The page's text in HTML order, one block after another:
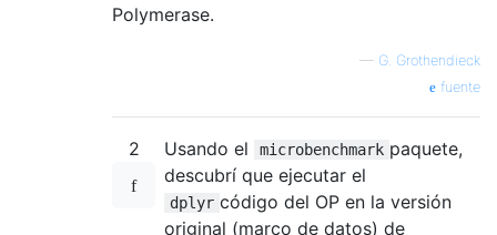
Polymerase.
— G. Grothendieck
fuente
2 Usando el microbenchmark paquete,
descubrí que ejecutar el
dplyr código del OP en la versión
original (marco de datos) de